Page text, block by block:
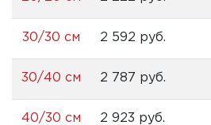
30/30 см 2 592 pуб.
30/40 см 2 787 pуб.
40/30 см 2 923 pуб.